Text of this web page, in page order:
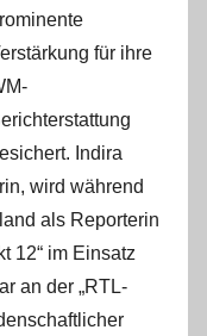
für ihre
Indira
wird während
als Reporterin
12“ im Einsatz
an der „RTL-